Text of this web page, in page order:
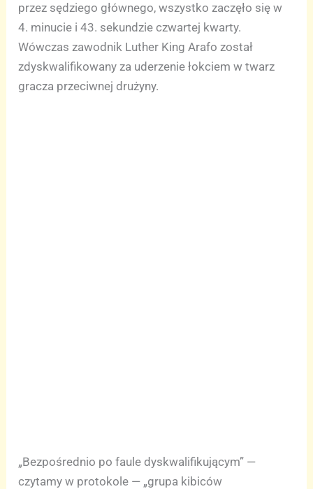
przez sędziego głównego, wszystko zaczęło się w
4. minucie i 43. sekundzie czwartej kwarty.
Wówczas zawodnik Luther King Arafo został
zdyskwalifikowany za uderzenie łokciem w twarz
gracza przeciwnej drużyny.
„Bezpośrednio po faule dyskwalifikującym” —
czytamy w protokole — „grupa kibiców